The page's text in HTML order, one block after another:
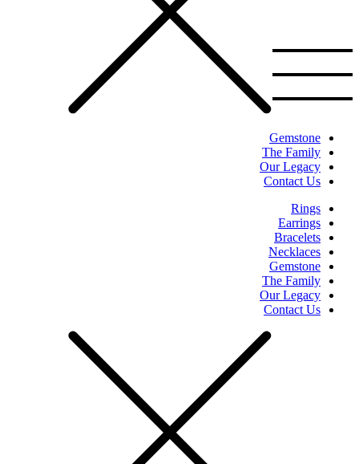
Gemstone
The Family
Our Legacy
Contact Us
Rings
Earrings
Bracelets
Necklaces
Gemstone
The Family
Our Legacy
Contact Us